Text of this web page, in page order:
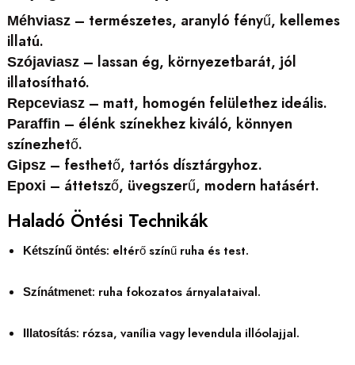
Méhviasz– természetes, aranyló fényű, kellemes
illatú.
Szójaviasz– lassan ég, környezetbarát, jól
illatosítható.
Repceviasz– matt, homogén felülethez ideális.
Paraffin – élénk színekhez kiváló, könnyen
színezhető.
Gipsz– festhető, tartós dísztárgyhoz.
Epoxi – áttetsző, üvegszerű, modern hatásért.
Haladó Öntési Technikák
Kétszínű öntés: eltérő színű ruha és test.
Színátmenet: ruha fokozatos árnyalataival.
Illatosítás: rózsa, vanília vagy levendula illóolajjal.